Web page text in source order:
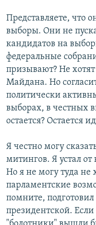
Представляете, что
выборы. Они не
кандидатов на
федеральные
призывают? Не
Майдана. Но
политически
выборах, в честных
остается? Остается
Я честно могу
митингов. Я устал
Но я не могу туда не
парламентские
помните,
президентской.